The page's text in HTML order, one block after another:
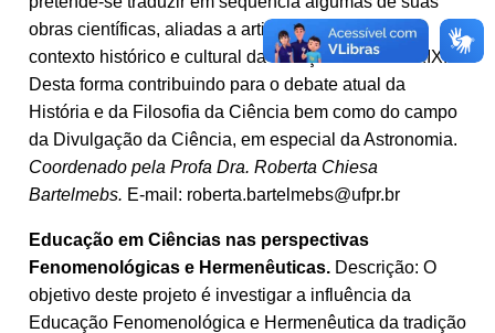
obras científicas, aliadas a artigos reflexivos do
contexto histórico e cultural da França do Século XIX.
Desta forma contribuindo para o debate atual da
História e da Filosofia da Ciência bem como do campo
da Divulgação da Ciência, em especial da Astronomia.
Coordenado pela Profa Dra. Roberta Chiesa
Bartelmebs. E-mail: roberta.bartelmebs@ufpr.br
Educação em Ciências nas perspectivas
Fenomenológicas e Hermenêuticas. Descrição: O
objetivo deste projeto é investigar a influência da
Educação Fenomenológica e Hermenêutica da tradição